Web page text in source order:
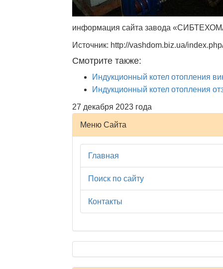
информация сайта завода
Источник: http://vashdom.biz.ua/
Смотрите также:
Индукционный котел отопления
Индукционный котел отопления
27 декабря 2023 года
Меню Сайта
Главная
Поиск по сайту
Контакты